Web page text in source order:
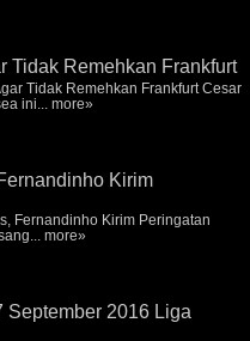
Tidak Remehkan Frankfurt
Tidak Remehkan Frankfurt Cesar
ini... more»
Kirim
Fernandinho Kirim Peringatan
more»
September 2016 Liga